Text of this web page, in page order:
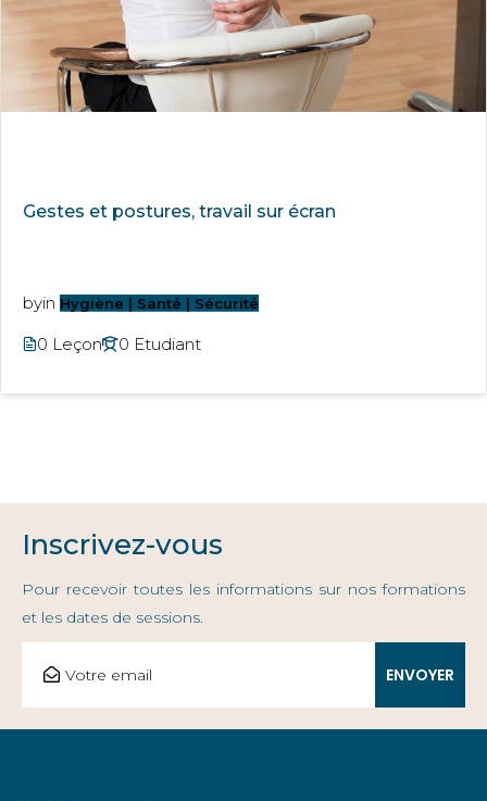
Gestes et postures, travail sur écran
byin Hygiène | Santé | Sécurité
0 Leçon 0 Etudiant
Inscrivez-vous
Pour recevoir toutes les informations sur nos formations
et les dates de sessions.